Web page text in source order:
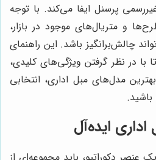
پرسنل ایفا می‌کند. با توجه
و متریال‌های موجود در بازار،
چالش‌برانگیز باشد. این راهنمای
در نظر گرفتن ویژگی‌های کلیدی،
مدل‌های مبل اداری، انتخابی
باشید.
ایده‌آل